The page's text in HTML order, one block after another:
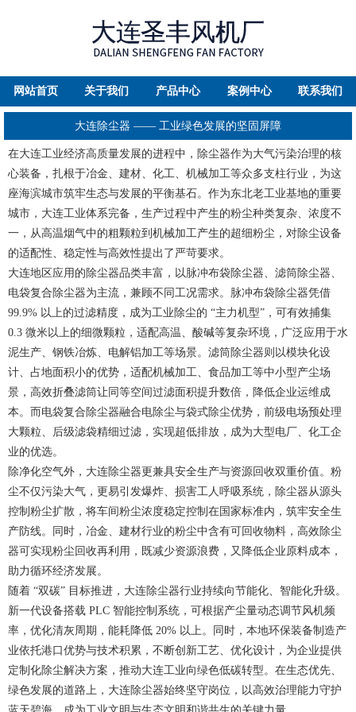
网站首页 关于我们 产品中心 案例中心 联系我们
大连除尘器 —— 工业绿色发展的坚固屏障
在大连工业经济高质量发展的进程中，除尘器作为大气污染治理的核
心装备，扎根于冶金、建材、化工、机械加工等众多支柱行业，为这
座海滨城市筑牢生态与发展的平衡基石。作为东北老工业基地的重要
城市，大连工业体系完备，生产过程中产生的粉尘种类复杂、浓度不
一，从高温烟气中的粗颗粒到机械加工产生的超细粉尘，对除尘设备
的适配性、稳定性与高效性提出了严苛要求。
大连地区应用的除尘器品类丰富，以脉冲布袋除尘器、滤筒除尘器、
电袋复合除尘器为主流，兼顾不同工况需求。脉冲布袋除尘器凭借
99.9% 以上的过滤精度，成为工业除尘的 “主力机型”，可有效捕集
0.3 微米以上的细微颗粒，适配高温、酸碱等复杂环境，广泛应用于水
泥生产、钢铁冶炼、电解铝加工等场景。滤筒除尘器则以模块化设
计、占地面积小的优势，适配机械加工、食品加工等中小型产尘场
景，高效折叠滤筒让同等空间过滤面积提升数倍，降低企业运维成
本。而电袋复合除尘器融合电除尘与袋式除尘优势，前级电场预处理
大颗粒、后级滤袋精细过滤，实现超低排放，成为大型电厂、化工企
业的优选。
除净化空气外，大连除尘器更兼具安全生产与资源回收双重价值。粉
尘不仅污染大气，更易引发爆炸、损害工人呼吸系统，除尘器从源头
控制粉尘扩散，将车间粉尘浓度稳定控制在国家标准内，筑牢安全生
产防线。同时，冶金、建材行业的粉尘中含有可回收物料，高效除尘
器可实现粉尘回收再利用，既减少资源浪费，又降低企业原料成本，
助力循环经济发展。
随着 “双碳” 目标推进，大连除尘器行业持续向节能化、智能化升级。
新一代设备搭载 PLC 智能控制系统，可根据产尘量动态调节风机频
率，优化清灰周期，能耗降低 20% 以上。同时，本地环保装备制造产
业依托港口优势与技术积累，不断创新工艺、优化设计，为企业提供
定制化除尘解决方案，推动大连工业向绿色低碳转型。在生态优先、
绿色发展的道路上，大连除尘器始终坚守岗位，以高效治理能力守护